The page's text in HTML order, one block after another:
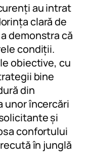
au intrat
clară de
demonstra că
condiții.
obiective, cu
bine
din
unor încercări
și
confortului
în junglă